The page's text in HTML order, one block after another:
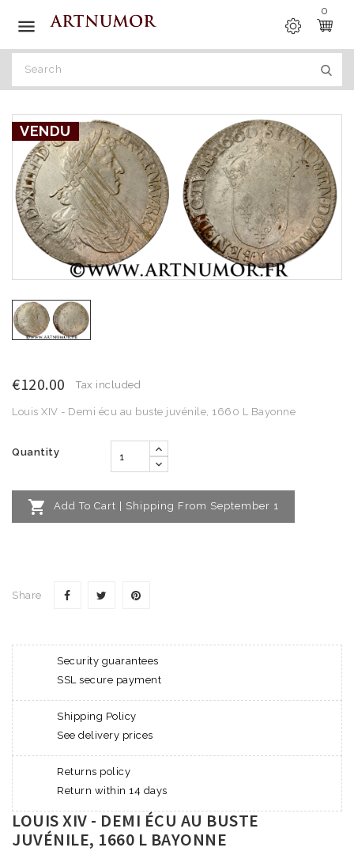

0
VENDU
€120.00 Tax included
Louis XIV - Demi écu au buste juvénile, 1660 L Bayonne
Quantity
 Add To Cart | Shipping From September 1
Share
Security guarantees
SSL secure payment
Shipping Policy
See delivery prices
Returns policy
Return within 14 days
LOUIS XIV - DEMI ÉCU AU BUSTE
JUVÉNILE, 1660 L BAYONNE